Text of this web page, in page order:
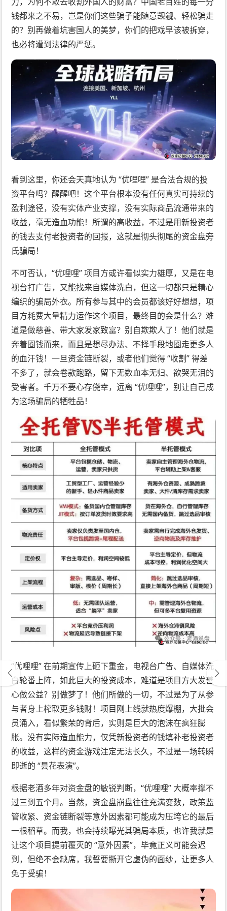
钱都来之不易，岂是你们这些骗子能随意觊觎、轻松骗走
的？别再做着坑害国人的美梦，你们的把戏早该被拆穿，
也必将遭到法律的严惩。
看到这里，你还会天真地认为 “优哩哩” 是合法合规的投
资平台吗？醒醒吧！这个平台根本没有任何真实可持续的
盈利途径，没有实体产业支撑，没有实际商品流通带来的
收益，毫无造血功能！所谓的高收益，不过是用新投资者
的钱去支付老投资者的回报，这就是彻头彻尾的资金盘旁
氏骗局！
不可否认，“优哩哩” 项目方或许看似实力雄厚，又是在电
视台打广告，又能找来自媒体洗白，但这一切都只是精心
编织的骗局外衣。所有参与其中的会员都该好好想想，项
目方耗费大量精力运作这个项目，最终目的会是什么？难
道是做慈善、带大家发家致富？别自欺欺人了！他们就是
奔着圈钱而来，而且是想尽办法、不择手段地圈走更多人
的血汗钱！一旦资金链断裂，或者他们觉得 “收割” 得差
不多了，就会卷款跑路，留下无数血本无归、欲哭无泪的
受害者。千万不要心存侥幸，远离 “优哩哩”，别让自己成
为这场骗局的牺牲品！
“优哩哩” 在前期宣传上砸下重金，电视台广告、自媒体洗
白轮番上阵，如此巨大的投资成本，难道是项目方大发善
心做公益？别做梦了！他们所做的一切，不过是为了从参
与者身上榨取更多钱财！项目刚上线就热度爆棚，大批会
员涌入，看似繁荣的背后，实则是巨大的泡沫在疯狂膨
胀。没有实际造血能力，仅凭新投资者的钱填补老投资者
的收益，这样的资金游戏注定无法长久，不过是一场转瞬
即逝的 “昙花表演”。
根据老酒多年对资金盘的敏锐判断，“优哩哩” 大概率撑不
过三到五个月。当然，资金盘崩盘往往充满变数，政策监
管收紧、资金链断裂等意外因素都可能成为压垮它的最后
一根稻草。而我，也会持续曝光其骗局本质，也许我就是
让这个项目提前覆灭的 “意外因素”，毕竟正义可能会迟
到，但绝不会缺席，我誓要撕开它虚伪的面纱，让更多人
免于受骗！